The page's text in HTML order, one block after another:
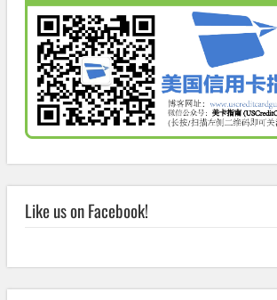
Like us on Facebook!